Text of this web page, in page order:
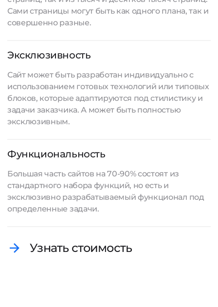
Сами страницы могут быть как одного плана, так и
совершенно разные.
Эксклюзивность
Сайт может быть разработан индивидуально с
использованием готовых технологий или типовых
блоков, которые адаптируются под стилистику и
задачи заказчика. А может быть полностью
эксклюзивным.
Функциональность
Большая часть сайтов на 70-90% состоят из
стандартного набора функций, но есть и
эксклюзивно разрабатываемый функционал под
определенные задачи.
Узнать стоимость